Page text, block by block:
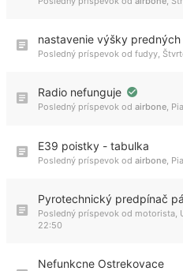
nastavenie výšky
Posledný príspevok od fudyy
Radio nefunguje
Posledný príspevok od airbone,
E39 poistky - tabulka
Posledný príspevok od airbone
Pyrotechnický predpínač
Posledný príspevok od motorista
22:50
Nefunkcne Ostrekovace